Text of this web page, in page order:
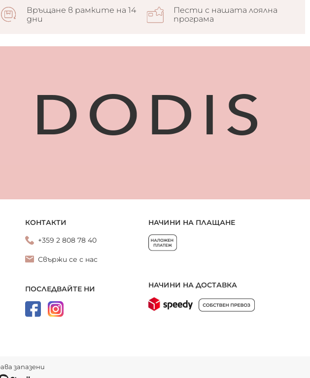
Връщане в рамките на 14
дни
Пести с нашата лоялна
програма
КОНТАКТИ
+359 2 808 78 40
Свържи се с нас
ПОСЛЕДВАЙТЕ НИ
НАЧИНИ НА ПЛАЩАНЕ
НАЧИНИ НА ДОСТАВКА
запазени